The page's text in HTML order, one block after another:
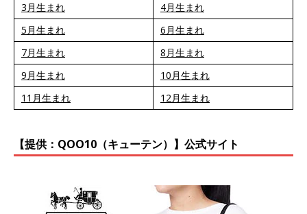
3月生まれ
4月生まれ
5月生まれ
6月生まれ
7月生まれ
8月生まれ
9月生まれ
10月生まれ
11月生まれ
12月生まれ
【提供：QOO10（キューテン）】公式サイト